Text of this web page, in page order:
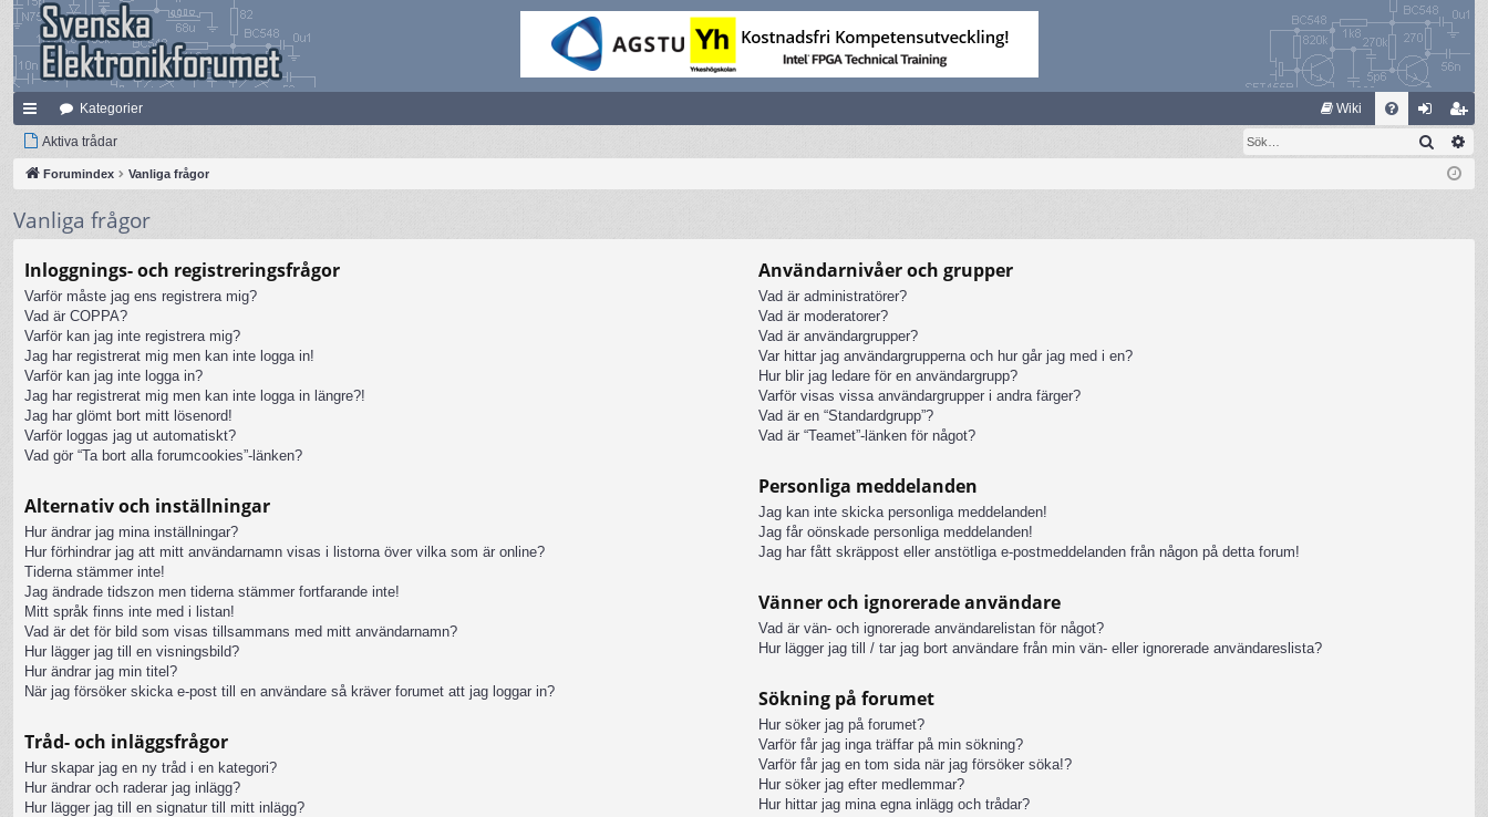
na
bb
nk
ar
Kategorier Wiki
og li
m
le
Aktiva trådar Sök
Forumindex Vanliga frågor
Vanliga frågor
Inloggnings- och registreringsfrågor
Varför måste jag ens registrera mig?
Vad är COPPA?
Varför kan jag inte registrera mig?
Jag har registrerat mig men kan inte logga in!
Varför kan jag inte logga in?
Jag har registrerat mig men kan inte logga in längre?!
Jag har glömt bort mitt lösenord!
Varför loggas jag ut automatiskt?
Vad gör “Ta bort alla forumcookies”-länken?
Alternativ och inställningar
Hur ändrar jag mina inställningar?
Hur förhindrar jag att mitt användarnamn visas i listorna över vilka som är online?
Tiderna stämmer inte!
Jag ändrade tidszon men tiderna stämmer fortfarande inte!
Mitt språk finns inte med i listan!
Vad är det för bild som visas tillsammans med mitt användarnamn?
Hur lägger jag till en visningsbild?
Hur ändrar jag min titel?
När jag försöker skicka e-post till en användare så kräver forumet att jag loggar in?
Tråd- och inläggsfrågor
Hur skapar jag en ny tråd i en kategori?
Hur ändrar och raderar jag inlägg?
Hur lägger jag till en signatur till mitt inlägg?
Användarnivåer och grupper
Vad är administratörer?
Vad är moderatorer?
Vad är användargrupper?
Var hittar jag användargrupperna och hur går jag med i en?
Hur blir jag ledare för en användargrupp?
Varför visas vissa användargrupper i andra färger?
Vad är en “Standardgrupp”?
Vad är “Teamet”-länken för något?
Personliga meddelanden
Jag kan inte skicka personliga meddelanden!
Jag får oönskade personliga meddelanden!
Jag har fått skräppost eller anstötliga e-postmeddelanden från någon på detta forum!
Vänner och ignorerade användare
Vad är vän- och ignorerade användarelistan för något?
Hur lägger jag till / tar jag bort användare från min vän- eller ignorerade användareslista?
Sökning på forumet
Hur söker jag på forumet?
Varför får jag inga träffar på min sökning?
Varför får jag en tom sida när jag försöker söka!?
Hur söker jag efter medlemmar?
Hur hittar jag mina egna inlägg och trådar?